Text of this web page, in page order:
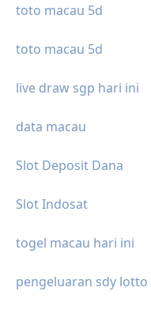
toto macau 5d
toto macau 5d
live draw sgp hari ini
data macau
Slot Deposit Dana
Slot Indosat
togel macau hari ini
pengeluaran sdy lotto